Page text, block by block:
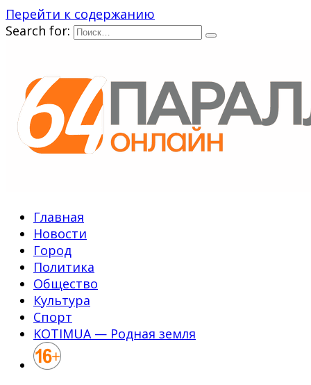
Перейти к содержанию
Search for:
Главная
Новости
Город
Политика
Общество
Культура
Спорт
KOTIMUA — Родная земля